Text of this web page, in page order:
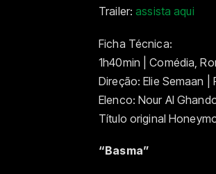
Trailer:assista aqui
Ficha Técnica:
1h40min | Comédia,
Direção: Elie Semaan |
Elenco: Nour Al
Título original
“Basma”